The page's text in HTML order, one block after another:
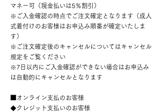
マネー可（現金払いは5％割引）
※ご入金確認の時点でご注文確定となります（成人
式着付けのお客様はお申込み順番が確定いたしま
す）
※ご注文確定後のキャンセルについてはキャンセル
規定をご覧ください
※7日以内にご入金確認ができない場合はお申込み
は自動的にキャンセルとなります
​■オンライン支払のお客様
◆クレジット支払いのお客様